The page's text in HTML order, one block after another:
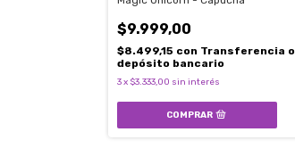
$9.999,00
$8.499,15 con Transferencia o
depósito bancario
3x $3.333,00 sin interés